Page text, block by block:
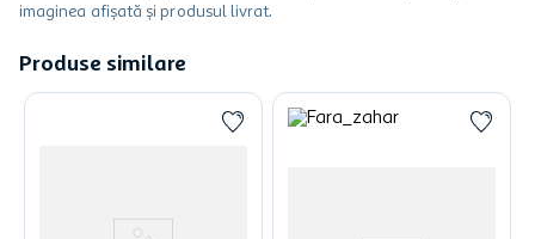
imaginea afișată și produsul livrat.
Produse similare